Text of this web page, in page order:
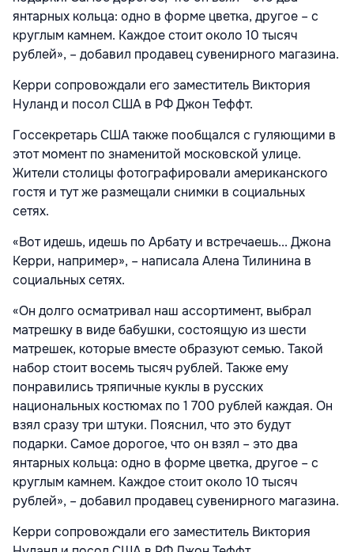
янтарных кольца: одно в форме цветка, другое – с
круглым камнем. Каждое стоит около 10 тысяч
рублей», – добавил продавец сувенирного магазина.
Керри сопровождали его заместитель Виктория
Нуланд и посол США в РФ Джон Теффт.
Госсекретарь США также пообщался с гуляющими в
этот момент по знаменитой московской улице.
Жители столицы фотографировали американского
гостя и тут же размещали снимки в социальных
сетях.
«Вот идешь, идешь по Арбату и встречаешь... Джона
Керри, например», – написала Алена Тилинина в
социальных сетях.
«Он долго осматривал наш ассортимент, выбрал
матрешку в виде бабушки, состоящую из шести
матрешек, которые вместе образуют семью. Такой
набор стоит восемь тысяч рублей. Также ему
понравились тряпичные куклы в русских
национальных костюмах по 1 700 рублей каждая. Он
взял сразу три штуки. Пояснил, что это будут
подарки. Самое дорогое, что он взял – это два
янтарных кольца: одно в форме цветка, другое – с
круглым камнем. Каждое стоит около 10 тысяч
рублей», – добавил продавец сувенирного магазина.
Керри сопровождали его заместитель Виктория